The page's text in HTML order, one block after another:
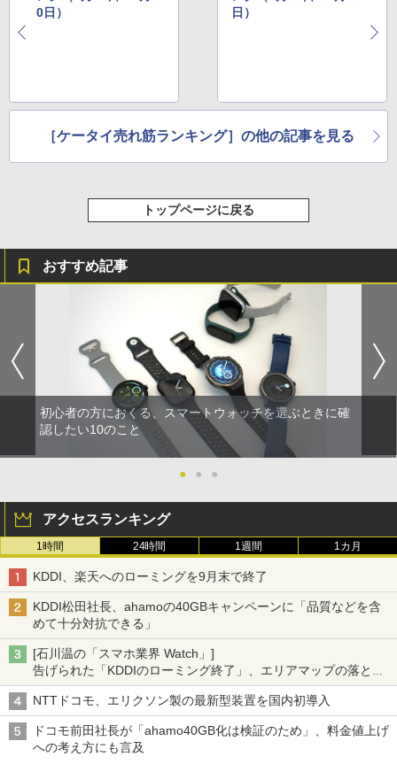
0日）
日）
［ケータイ売れ筋ランキング］の他の記事を見る
トップページに戻る
おすすめ記事
初心者の方におくる、スマートウォッチを選ぶときに確
認したい10のこと
● ● ●
アクセスランキング
1時間 24時間 1週間 1カ月
KDDI、楽天へのローミングを9月末で終了
KDDI松田社長、ahamoの40GBキャンペーンに「品質などを含
めて十分対抗できる」
[石川温の「スマホ業界 Watch」]
告げられた「KDDIのローミング終了」、エリアマップの落とし
穴と楽天モバイルの課題
NTTドコモ、エリクソン製の最新型装置を国内初導入
ドコモ前田社長が「ahamo40GB化は検証のため」、料金値上げ
への考え方にも言及